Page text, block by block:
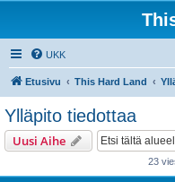
UKK
Etusivu This Hard Land
Ylläpito tiedottaa
Uusi Aihe
23